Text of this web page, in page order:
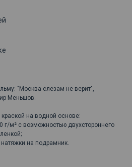
"Москва слезам не верит",
Меньшов.
на водной основе:
г/м² с возможностью двухстороннего
на подрамник.